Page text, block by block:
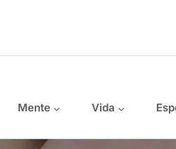
Mente Vida